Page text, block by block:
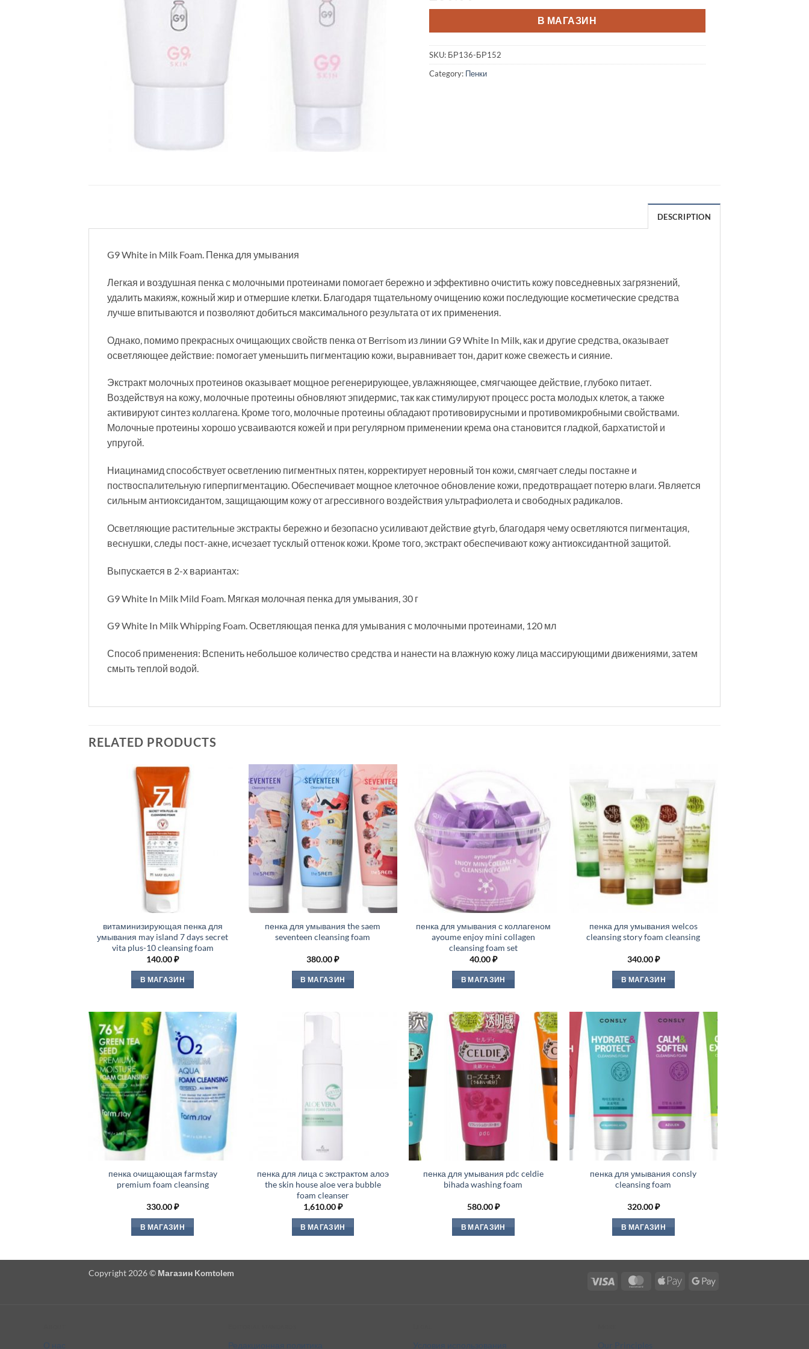
В МАГАЗИН
SKU: БР136-БР152
Category: Пенки
DESCRIPTION
G9 White in Milk Foam. Пенка для умывания
Легкая и воздушная пенка с молочными протеинами помогает бережно и эффективно очистить кожу повседневных загрязнений,
удалить макияж, кожный жир и отмершие клетки. Благодаря тщательному очищению кожи последующие косметические средства
лучше впитываются и позволяют добиться максимального результата от их применения.
Однако, помимо прекрасных очищающих свойств пенка от Berrisom из линии G9 White In Milk, как и другие средства, оказывает
осветляющее действие: помогает уменьшить пигментацию кожи, выравнивает тон, дарит коже свежесть и сияние.
Экстракт молочных протеинов оказывает мощное регенерирующее, увлажняющее, смягчающее действие, глубоко питает.
Воздействуя на кожу, молочные протеины обновляют эпидермис, так как стимулируют процесс роста молодых клеток, а также
активируют синтез коллагена. Кроме того, молочные протеины обладают противовирусными и противомикробными свойствами.
Молочные протеины хорошо усваиваются кожей и при регулярном применении крема она становится гладкой, бархатистой и
упругой.
Ниацинамид способствует осветлению пигментных пятен, корректирует неровный тон кожи, смягчает следы постакне и
поствоспалительную гиперпигментацию. Обеспечивает мощное клеточное обновление кожи, предотвращает потерю влаги. Является
сильным антиоксидантом, защищающим кожу от агрессивного воздействия ультрафиолета и свободных радикалов.
Осветляющие растительные экстракты бережно и безопасно усиливают действие gtyrb, благодаря чему осветляются пигментация,
веснушки, следы пост-акне, исчезает тусклый оттенок кожи. Кроме того, экстракт обеспечивают кожу антиоксидантной защитой.
Выпускается в 2-х вариантах:
G9 White In Milk Mild Foam. Мягкая молочная пенка для умывания, 30 г
G9 White In Milk Whipping Foam. Осветляющая пенка для умывания с молочными протеинами, 120 мл
Способ применения: Вспенить небольшое количество средства и нанести на влажную кожу лица массирующими движениями, затем
смыть теплой водой.
RELATED PRODUCTS
витаминизирующая пенка для
умывания may island 7 days secret
vita plus-10 cleansing foam
140.00₽
В МАГАЗИН
пенка для умывания the saem
seventeen cleansing foam
380.00₽
В МАГАЗИН
пенка для умывания с коллагеном
ayoume enjoy mini collagen
cleansing foam set
40.00₽
В МАГАЗИН
пенка для умывания welcos
cleansing story foam cleansing
340.00₽
В МАГАЗИН
пенка очищающая farmstay
premium foam cleansing
330.00₽
В МАГАЗИН
пенка для лица с экстрактом алоэ
the skin house aloe vera bubble
foam cleanser
1,610.00₽
В МАГАЗИН
пенка для умывания pdc celdie
bihada washing foam
580.00₽
В МАГАЗИН
пенка для умывания consly
cleansing foam
320.00₽
В МАГАЗИН
Visa MasterCardApple
Google
Copyright 2026 © Магазин Komtolem
О нас Редакционная политика Условия использования Our Principles